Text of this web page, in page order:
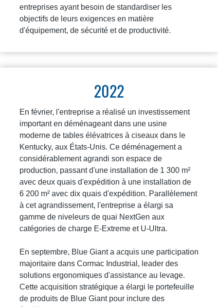
entreprises ayant besoin de standardiser les
objectifs de leurs exigences en matière
d'équipement, de sécurité et de productivité.
2022
En février, l'entreprise a réalisé un investissement
important en déménageant dans une usine
moderne de tables élévatrices à ciseaux dans le
Kentucky, aux États-Unis. Ce déménagement a
considérablement agrandi son espace de
production, passant d'une installation de 1 300 m²
avec deux quais d'expédition à une installation de
6 200 m² avec dix quais d'expédition. Parallèlement
à cet agrandissement, l'entreprise a élargi sa
gamme de niveleurs de quai NextGen aux
catégories de charge E-Extreme et U-Ultra.
En septembre, Blue Giant a acquis une participation
majoritaire dans Cormac Industrial, leader des
solutions ergonomiques d'assistance au levage.
Cette acquisition stratégique a élargi le portefeuille
de produits de Blue Giant pour inclure des